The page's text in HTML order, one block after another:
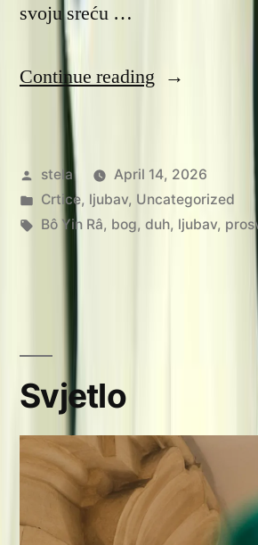
svoju sreću …
Continue reading “Unutarnji
Posted
by
stela
April 14, 2026
Posted
in
Crtice, ljubav, Uncategorized
Tags:
Bô Yin Râ, bog, duh, ljubav,
Svjetlo